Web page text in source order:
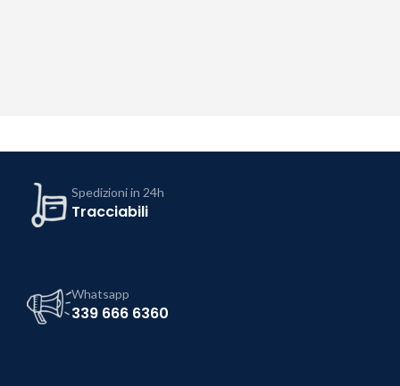
Spedizioni in 24h
Tracciabili
Whatsapp
339 666 6360